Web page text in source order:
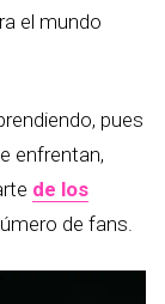
el mundo
pues
enfrentan,
de los
de fans.